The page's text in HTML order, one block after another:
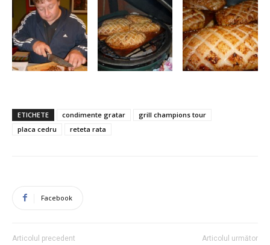
ETICHETE condimente gratar
grill champions tour
placa cedru
reteta rata
Facebook
Articolul precedent Articolul următor